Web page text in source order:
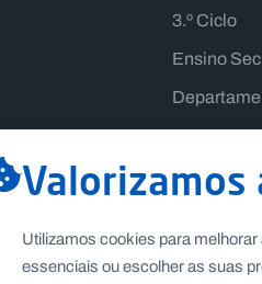
3.º Ciclo
Ensino
Desporto
Valorizamos
Utilizamos cookies para
essenciais ou escolher as suas